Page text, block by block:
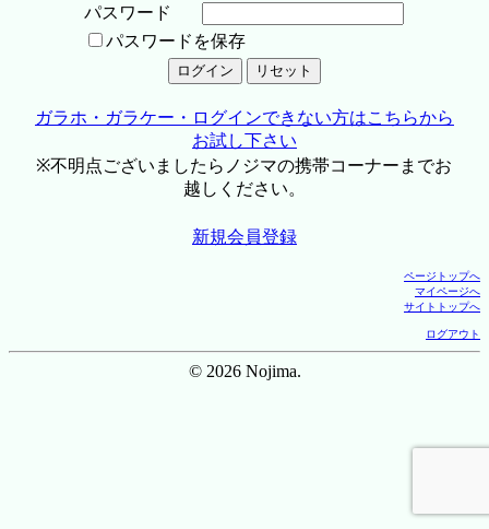
パスワード
パスワードを保存
ガラホ・ガラケー・ログインできない方はこちらから
お試し下さい
※不明点ございましたらノジマの携帯コーナーまでお
越しください。
新規会員登録
ページトップへ
マイページへ
サイトトップへ
ログアウト
© 2026 Nojima.